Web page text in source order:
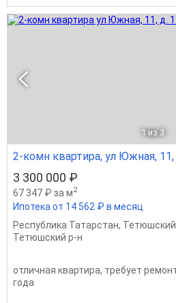
1 из 3
2-комн квартира, ул Южная, 11,
3 300 000 ₽
67 347 ₽ за м2
Ипотека от 14 562 ₽ в месяц
Республика Татарстан,
Тетюшский р-н
отличная квартира, требует
года